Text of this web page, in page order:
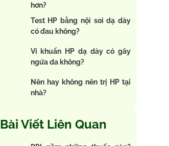
hơn?
Test HP bằng nội soi dạ dày
có đau không?
Vi khuẩn HP dạ dày có gây
ngứa da không?
Nên hay không nên trị HP tại
nhà?
Bài Viết Liên Quan